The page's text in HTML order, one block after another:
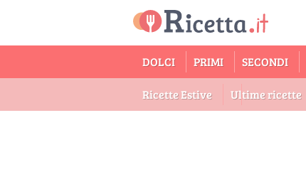
DOLCI PRIMI SECONDI
Ricette Estive Ultime ricette